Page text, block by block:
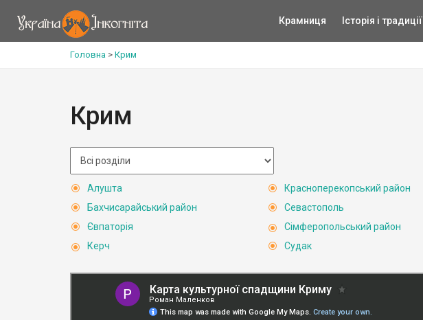
Крамниця Історія і традиції
Головна > Крим
Крим
Алушта
Бахчисарайський район
Євпаторія
Керч
Красноперекопський район
Севастополь
Сімферопольський район
Судак